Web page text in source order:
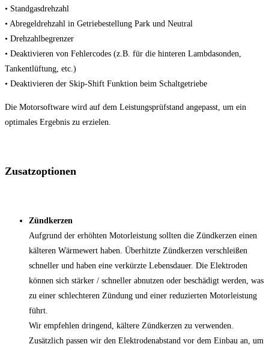
• Standgasdrehzahl
• Abregeldrehzahl in Getriebestellung Park und Neutral
• Drehzahlbegrenzer
• Deaktivieren von Fehlercodes (z.B. für die hinteren Lambdasonden,
Tankentlüftung, etc.)
• Deaktivieren der Skip-Shift Funktion beim Schaltgetriebe
Die Motorsoftware wird auf dem Leistungsprüfstand angepasst, um ein
optimales Ergebnis zu erzielen.
Zusatzoptionen
Zündkerzen
Aufgrund der erhöhten Motorleistung sollten die Zündkerzen einen
kälteren Wärmewert haben. Überhitzte Zündkerzen verschleißen
schneller und haben eine verkürzte Lebensdauer. Die Elektroden
können sich stärker / schneller abnutzen oder beschädigt werden, was
zu einer schlechteren Zündung und einer reduzierten Motorleistung
führt.
Wir empfehlen dringend, kältere Zündkerzen zu verwenden.
Zusätzlich passen wir den Elektrodenabstand vor dem Einbau an, um